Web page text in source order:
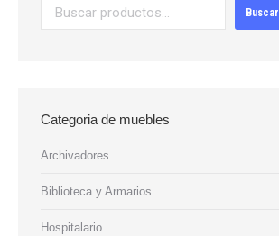
Buscar
Categoria de muebles
Archivadores
Biblioteca y Armarios
Hospitalario